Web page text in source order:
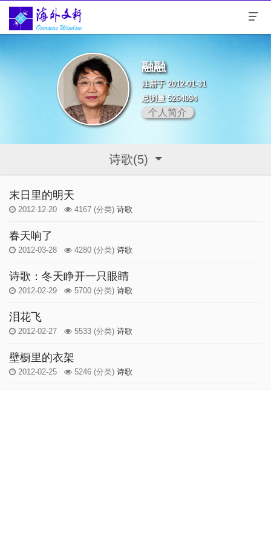
融融
注册于 2012-01-31
总浏量 5264094
个人简介
诗歌(5)
末日里的明天
2012-12-20 4167 (分类) 诗歌
春天响了
2012-03-28 4280 (分类) 诗歌
诗歌：冬天睁开一只眼睛
2012-02-29 5700 (分类) 诗歌
泪花飞
2012-02-27 5533 (分类) 诗歌
壁橱里的衣架
2012-02-25 5246 (分类) 诗歌